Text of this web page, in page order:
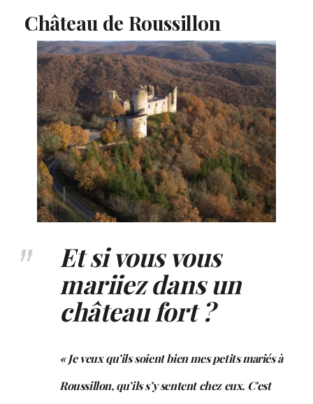
Château de Roussillon
Et si vous vous
mariiez dans un
château fort ?
« Je veux qu’ils soient bien mes petits mariés à
Roussillon, qu’ils s’y sentent chez eux. C’est